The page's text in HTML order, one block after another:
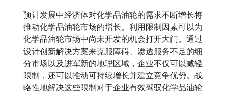
预计发展中经济体对化学品油轮的需求不断增长将
推动化学品油轮市场的增长。利用限制因素可以为
化学品油轮市场中尚未开发的机会打开大门。通过
设计创新解决方案来克服障碍、渗透服务不足的细
分市场以及进军新的地理区域，企业不仅可以减轻
限制，还可以推动可持续增长并建立竞争优势。战
略性地解决这些限制对于企业有效驾驭化学品油轮